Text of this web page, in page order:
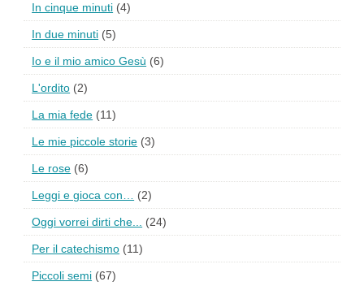
In cinque minuti (4)
In due minuti (5)
Io e il mio amico Gesù (6)
L'ordito (2)
La mia fede (11)
Le mie piccole storie (3)
Le rose (6)
Leggi e gioca con… (2)
Oggi vorrei dirti che... (24)
Per il catechismo (11)
Piccoli semi (67)